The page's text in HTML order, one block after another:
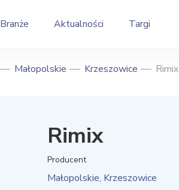
Branże Aktualności Targi
Małopolskie Krzeszowice Rimix
Rimix
Producent
Małopolskie, Krzeszowice